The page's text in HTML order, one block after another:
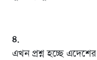
৪.
এখন প্রশ্ন হচ্ছে